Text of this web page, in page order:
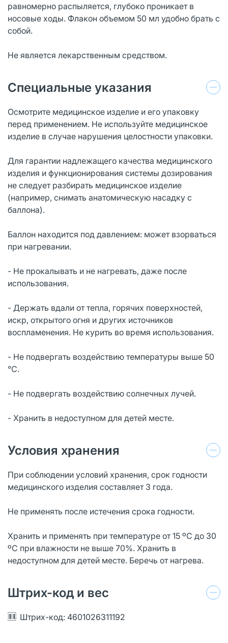
равномерно распыляется, глубоко проникает в
носовые ходы. Флакон объемом 50 мл удобно брать с
собой.
Не является лекарственным средством.
Специальные указания
Осмотрите медицинское изделие и его упаковку
перед применением. Не используйте медицинское
изделие в случае нарушения целостности упаковки.
Для гарантии надлежащего качества медицинского
изделия и функционирования системы дозирования
не следует разбирать медицинское изделие
(например, снимать анатомическую насадку с
баллона).
Баллон находится под давлением: может взорваться
при нагревании.
- Не прокалывать и не нагревать, даже после
использования.
- Держать вдали от тепла, горячих поверхностей,
искр, открытого огня и других источников
воспламенения. Не курить во время использования.
- Не подвергать воздействию температуры выше 50
°C.
- Не подвергать воздействию солнечных лучей.
- Хранить в недоступном для детей месте.
Условия хранения
При соблюдении условий хранения, срок годности
медицинского изделия составляет 3 года.
Не применять после истечения срока годности.
Хранить и применять при температуре от 15 ºC до 30
ºC при влажности не выше 70%. Хранить в
недоступном для детей месте. Беречь от нагрева.
Штрих-код и вес
Штрих-код: 4601026311192